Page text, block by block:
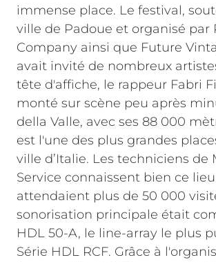
immense place. Le festival,
ville de Padoue et organisé par
Company ainsi que Future
avait invité de nombreux
tête d'affiche, le rappeur Fabri
monté sur scène peu après
della Valle, avec ses 88 000
est l'une des plus grandes
ville d’Italie. Les techniciens de
Service connaissent bien ce
attendaient plus de 50 000
sonorisation principale était
HDL 50-A, le line-array le plus
Série HDL RCF. Grâce à